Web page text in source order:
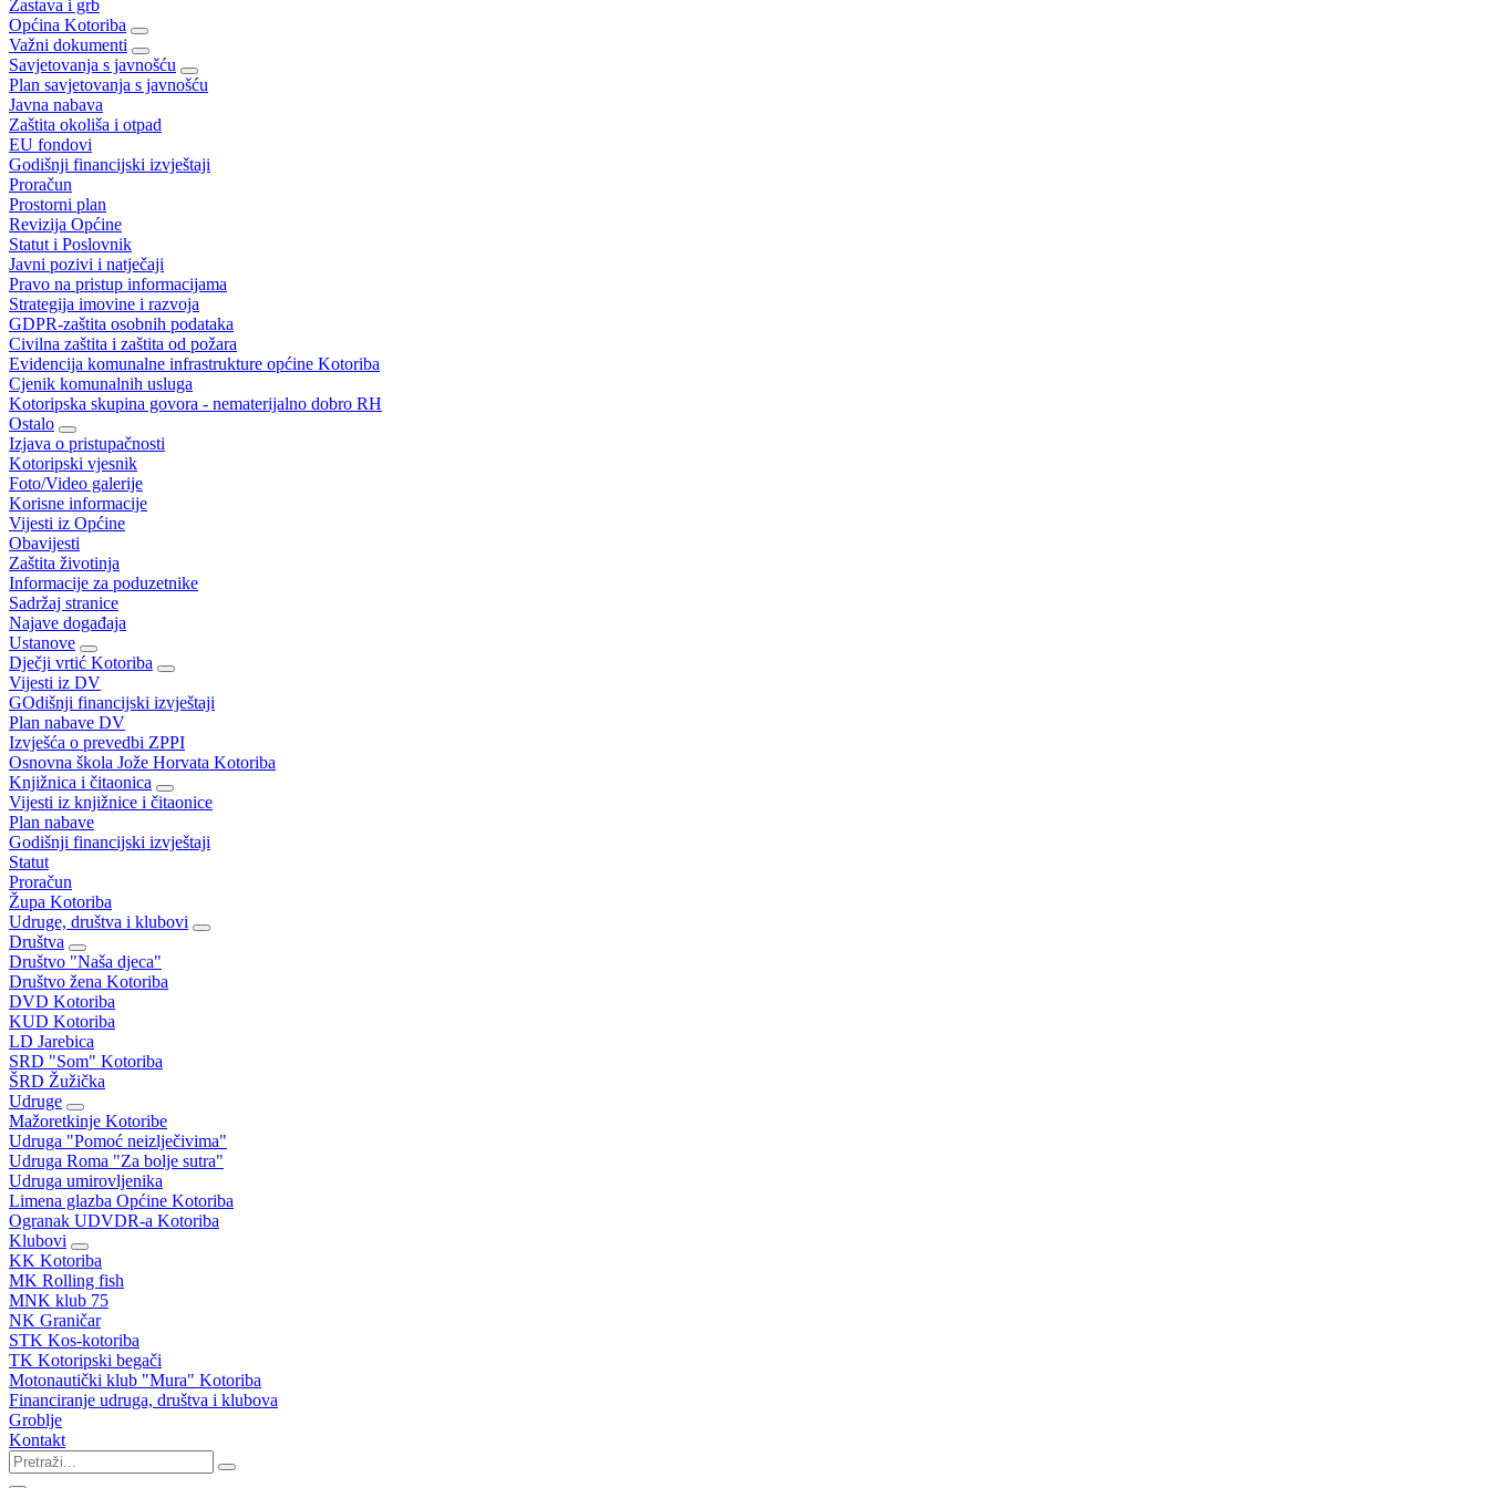
Zastava i grb
Općina Kotoriba
Važni dokumenti
Savjetovanja s javnošću
Plan savjetovanja s javnošću
Javna nabava
Zaštita okoliša i otpad
EU fondovi
Godišnji financijski izvještaji
Proračun
Prostorni plan
Revizija Općine
Statut i Poslovnik
Javni pozivi i natječaji
Pravo na pristup informacijama
Strategija imovine i razvoja
GDPR-zaštita osobnih podataka
Civilna zaštita i zaštita od požara
Evidencija komunalne infrastrukture općine Kotoriba
Cjenik komunalnih usluga
Kotoripska skupina govora - nematerijalno dobro RH
Ostalo
Izjava o pristupačnosti
Kotoripski vjesnik
Foto/Video galerije
Korisne informacije
Vijesti iz Općine
Obavijesti
Zaštita životinja
Informacije za poduzetnike
Sadržaj stranice
Najave događaja
Ustanove
Dječji vrtić Kotoriba
Vijesti iz DV
GOdišnji financijski izvještaji
Plan nabave DV
Izvješća o prevedbi ZPPI
Osnovna škola Jože Horvata Kotoriba
Knjižnica i čitaonica
Vijesti iz knjižnice i čitaonice
Plan nabave
Godišnji financijski izvještaji
Statut
Proračun
Župa Kotoriba
Udruge, društva i klubovi
Društva
Društvo "Naša djeca"
Društvo žena Kotoriba
DVD Kotoriba
KUD Kotoriba
LD Jarebica
SRD "Som" Kotoriba
ŠRD Žužička
Udruge
Mažoretkinje Kotoribe
Udruga "Pomoć neizlječivima"
Udruga Roma "Za bolje sutra"
Udruga umirovljenika
Limena glazba Općine Kotoriba
Ogranak UDVDR-a Kotoriba
Klubovi
KK Kotoriba
MK Rolling fish
MNK klub 75
NK Graničar
STK Kos-kotoriba
TK Kotoripski begači
Motonautički klub "Mura" Kotoriba
Financiranje udruga, društva i klubova
Groblje
Kontakt